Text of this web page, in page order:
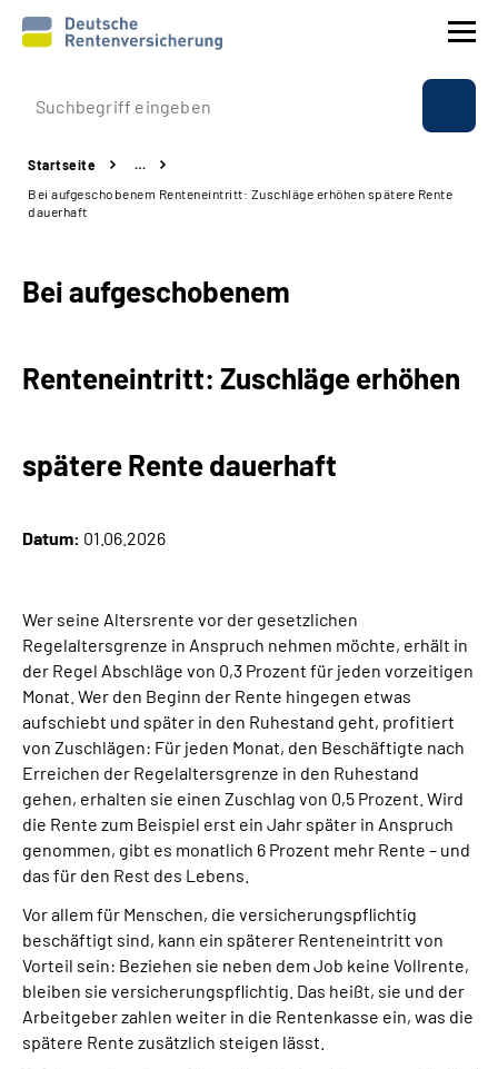
Prävention
Reha
Beratung & Kontakt
Experten
Suche
Language
Inhalte in Gebärdensprache (DGS)
Leichte Sprache
Mein Kundenportal
Startseite
…
Bei aufgeschobenem Renteneintritt: Zuschläge erhöhen spätere Rente
dauerhaft
Bei aufgeschobenem
Renteneintritt: Zuschläge erhöhen
spätere Rente dauerhaft
Datum: 01.06.2026
Wer seine Altersrente vor der gesetzlichen
Regelaltersgrenze in Anspruch nehmen möchte, erhält in
der Regel Abschläge von 0,3 Prozent für jeden vorzeitigen
Monat. Wer den Beginn der Rente hingegen etwas
aufschiebt und später in den Ruhestand geht, profitiert
von Zuschlägen: Für jeden Monat, den Beschäftigte nach
Erreichen der Regelaltersgrenze in den Ruhestand
gehen, erhalten sie einen Zuschlag von 0,5 Prozent. Wird
die Rente zum Beispiel erst ein Jahr später in Anspruch
genommen, gibt es monatlich 6 Prozent mehr Rente – und
das für den Rest des Lebens.
Vor allem für Menschen, die versicherungspflichtig
beschäftigt sind, kann ein späterer Renteneintritt von
Vorteil sein: Beziehen sie neben dem Job keine Vollrente,
bleiben sie versicherungspflichtig. Das heißt, sie und der
Arbeitgeber zahlen weiter in die Rentenkasse ein, was die
spätere Rente zusätzlich steigen lässt.